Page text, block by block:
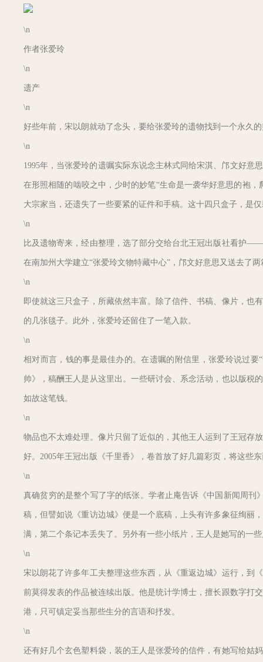
\n
作者张爱玲
\n
遗产
\n
好些年前，宋以朗就动了念头，要给张爱玲的遗物找到一个永久
\n
1995年，当张爱玲的遗嘱实际东说念主林式同给宋淇、邝文好意
在形照相随的啮咬之中，少时的妙笔“生命是一袭华好意思的袍
大宗家当，还遗失了一些要紧的证件和手稿。这十四只盒子，是
\n
比及遗物寄来，经由整理，选了部分交给台北王冠出版社看护
在南加州大学建立“张爱玲文物特藏中心”，邝文好意思又送去了
\n
即使就这三只盒子，所藏依然丰富。除了信件、书稿、像片，也
的几张毯子。此外，张爱玲还留住了一笔入款。
\n
相对而言，钱的事是最佳办的。在遗嘱的附信里，张爱玲说过
帅》，稿酬王人是从这里出。一些研讨会、系念活动，也以版税
如故这笔钱。
\n
物品也不太难处理。像片只留了近似的，其他王人运到了王冠存
好。2005年王冠出版《千里香》，卷首放了好几篇彩页，将这些
\n
真确贫穷的是整个写了字的纸张。学者止庵告诉《中国新闻周
稿，但譬如说《重访边城》便是一个底稿，上头有许多象征绚丽
满，第二个条记本丢失了。另外有一些小纸片，王人是她写的一
\n
宋以朗花了许多年工夫整理这些东西，从《重返边城》运行，到
前莫得发表的作品被连续出版。他是统计学博士，擅长跟数字打
港，只可镇定妥当那些生分的言语和抒发。
\n
还有好几个玄色塑料袋，装的王人是张爱玲的信件，有她写给姑